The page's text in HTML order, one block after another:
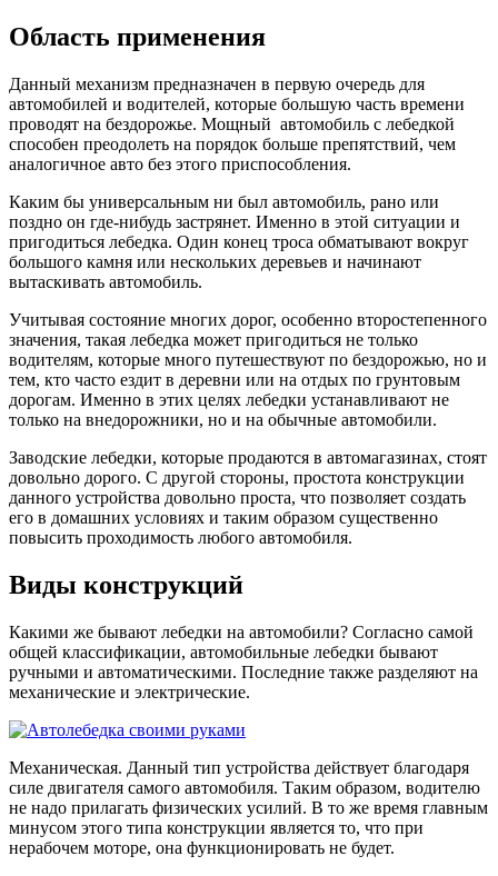
Область применения
Данный механизм предназначен в первую очередь для
автомобилей и водителей, которые большую часть времени
проводят на бездорожье. Мощный автомобиль с лебедкой
способен преодолеть на порядок больше препятствий, чем
аналогичное авто без этого приспособления.
Каким бы универсальным ни был автомобиль, рано или
поздно он где-нибудь застрянет. Именно в этой ситуации и
пригодиться лебедка. Один конец троса обматывают вокруг
большого камня или нескольких деревьев и начинают
вытаскивать автомобиль.
Учитывая состояние многих дорог, особенно второстепенного
значения, такая лебедка может пригодиться не только
водителям, которые много путешествуют по бездорожью, но и
тем, кто часто ездит в деревни или на отдых по грунтовым
дорогам. Именно в этих целях лебедки устанавливают не
только на внедорожники, но и на обычные автомобили.
Заводские лебедки, которые продаются в автомагазинах, стоят
довольно дорого. С другой стороны, простота конструкции
данного устройства довольно проста, что позволяет создать
его в домашних условиях и таким образом существенно
повысить проходимость любого автомобиля.
Виды конструкций
Какими же бывают лебедки на автомобили? Согласно самой
общей классификации, автомобильные лебедки бывают
ручными и автоматическими. Последние также разделяют на
механические и электрические.
Механическая. Данный тип устройства действует благодаря
силе двигателя самого автомобиля. Таким образом, водителю
не надо прилагать физических усилий. В то же время главным
минусом этого типа конструкции является то, что при
нерабочем моторе, она функционировать не будет.